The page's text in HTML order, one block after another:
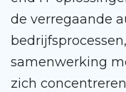
de verregaande
samenwerking
zich